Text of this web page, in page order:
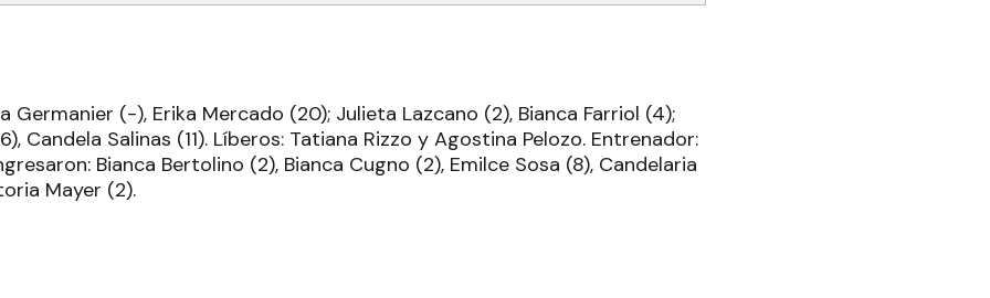
Germanier (-), Erika Mercado (20); Julieta Lazcano (2), Bianca Farriol (4);
Candela Salinas (11). Líberos: Tatiana Rizzo y Agostina Pelozo. Entrenador:
Bianca Bertolino (2), Bianca Cugno (2), Emilce Sosa (8), Candelaria
Mayer (2).